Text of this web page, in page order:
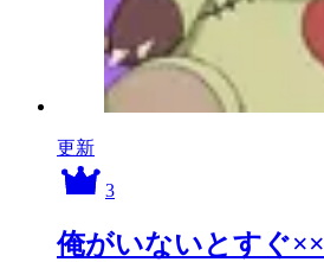
更新
3
俺がいないとすぐ